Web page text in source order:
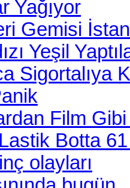
Yağıyor
Gemisi
Yeşil
Sigortalıya
Film Gibi
Botta
olayları